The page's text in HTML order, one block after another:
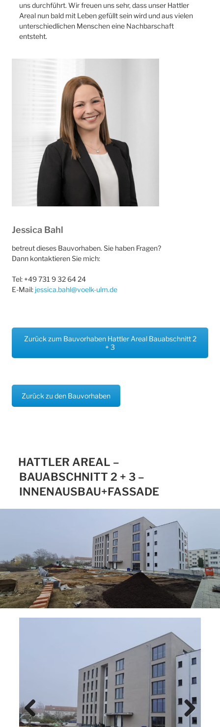
uns durchführt. Wir freuen uns sehr, dass unser Hattler
Areal nun bald mit Leben gefüllt sein wird und aus vielen
unterschiedlichen Menschen eine Nachbarschaft
entsteht.
Jessica Bahl
betreut dieses Bauvorhaben. Sie haben Fragen?
Dann kontaktieren Sie mich:
Tel: +49 731 9 32 64 24
E-Mail: jessica.bahl@voelk-ulm.de
Zurück zum Bauvorhaben Hattler Areal Bauabschnitt 2
+ 3
Zurück zu den Bauvorhaben
HATTLER AREAL –
BAUABSCHNITT 2 + 3 –
INNENAUSBAU+FASSADE
Previ Next